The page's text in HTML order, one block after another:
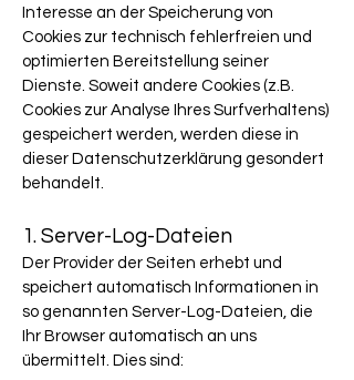
Interesse an der Speicherung von
Cookies zur technisch fehlerfreien und
optimierten Bereitstellung seiner
Dienste. Soweit andere Cookies (z.B.
Cookies zur Analyse Ihres Surfverhaltens)
gespeichert werden, werden diese in
dieser Datenschutzerklärung gesondert
behandelt.
1. Server-Log-Dateien
Der Provider der Seiten erhebt und
speichert automatisch Informationen in
so genannten Server-Log-Dateien, die
Ihr Browser automatisch an uns
übermittelt. Dies sind: